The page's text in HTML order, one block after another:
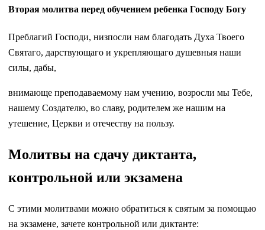
Вторая молитва перед обучением ребенка Господу Богу
Преблагий Господи, низпосли нам благодать Духа Твоего
Святаго, дарствующаго и укрепляющаго душевныя наши
силы, дабы,
внимающе преподаваемому нам учению, возросли мы Тебе,
нашему Создателю, во славу, родителем же нашим на
утешение, Церкви и отечеству на пользу.
Молитвы на сдачу диктанта,
контрольной или экзамена
С этими молитвами можно обратиться к святым за помощью
на экзамене, зачете контрольной или диктанте: